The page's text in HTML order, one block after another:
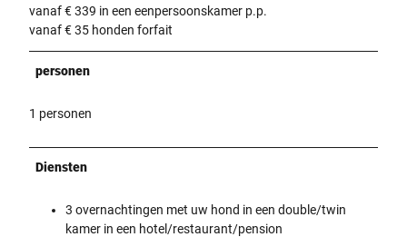
vanaf € 339 in een eenpersoonskamer p.p.
vanaf € 35 honden forfait
personen
1 personen
Diensten
3 overnachtingen met uw hond in een double/twin
kamer in een hotel/restaurant/pension